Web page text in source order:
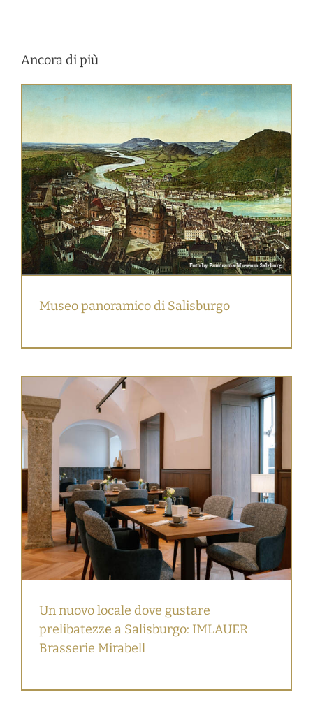
Ancora di più
Museo panoramico di Salisburgo
Un nuovo locale dove gustare
prelibatezze a Salisburgo: IMLAUER
Brasserie Mirabell